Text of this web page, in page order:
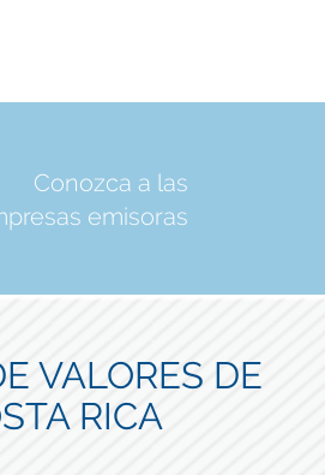
Conozca a las
emisoras
VALORES DE
RICA